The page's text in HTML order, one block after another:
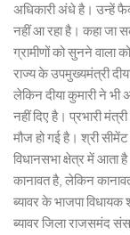
अधिकारी अंधे है। उन्हें
नहीं आ रहा है। कहा जा
ग्रामीणों को सुनने वाला
राज्य के उपमुख्यमंत्री
लेकिन दीया कुमारी ने भी
नहीं दिए है। प्रभारी
मौज हो गई है। श्री
विधानसभा क्षेत्र में आता
कानावत है, लेकिन
ब्यावर के भाजपा
ब्यावर जिला राजसमंद